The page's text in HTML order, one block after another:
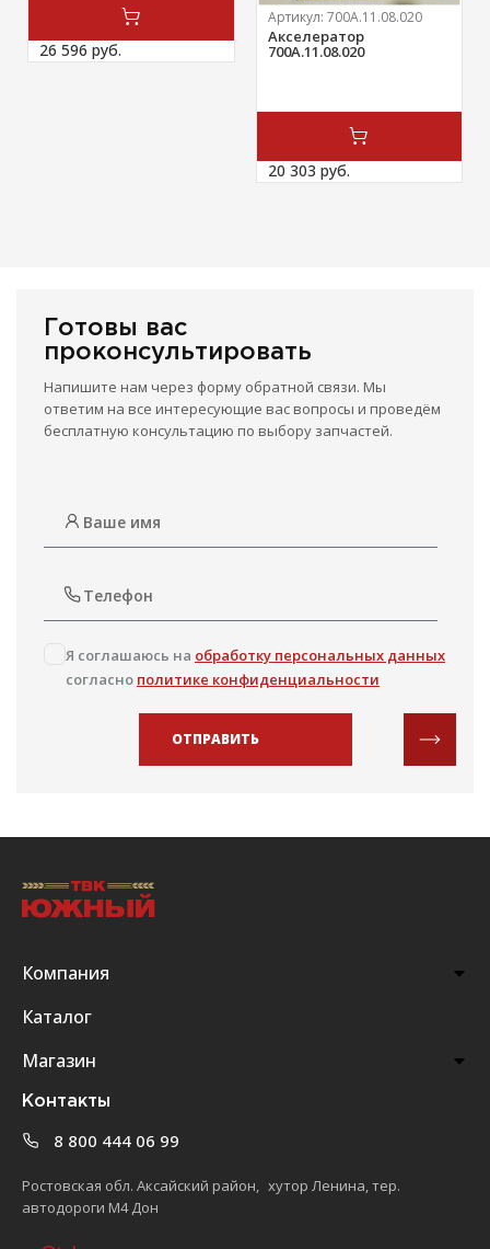
26 596 руб.
Артикул: 700А.11.08.020
Акселератор
700А.11.08.020
20 303 руб.
Готовы вас
проконсультировать
Напишите нам через форму обратной связи. Мы
ответим на все интересующие вас вопросы и проведём
бесплатную консультацию по выбору запчастей.
Я соглашаюсь на обработку персональных данных
согласно политике конфиденциальности
ОТПРАВИТЬ
Компания
Каталог
Магазин
Контакты
8 800 444 06 99
Ростовская обл. Аксайский район, хутор Ленина, тер.
автодороги М4 Дон